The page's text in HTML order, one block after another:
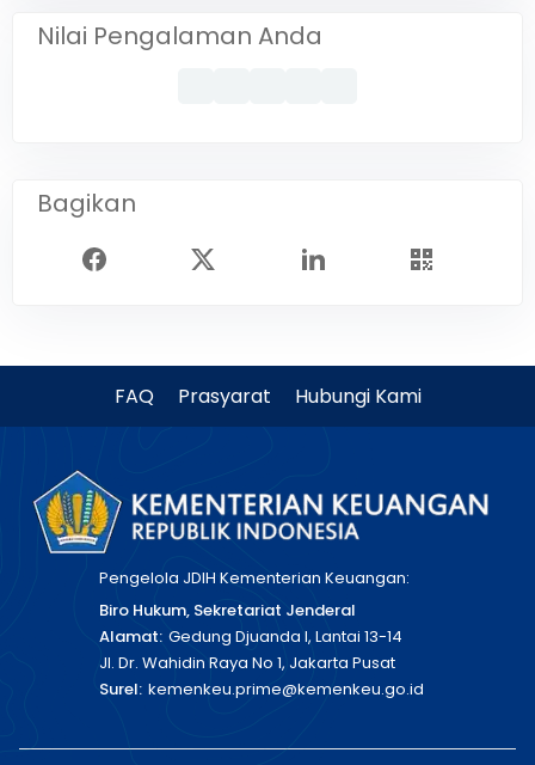
Nilai Pengalaman Anda
Bagikan
FAQ Prasyarat Hubungi Kami
Pengelola JDIH Kementerian Keuangan:
Biro Hukum, Sekretariat Jenderal
Alamat: Gedung Djuanda I, Lantai 13-14
Jl. Dr. Wahidin Raya No 1, Jakarta Pusat
Surel: kemenkeu.prime@kemenkeu.go.id